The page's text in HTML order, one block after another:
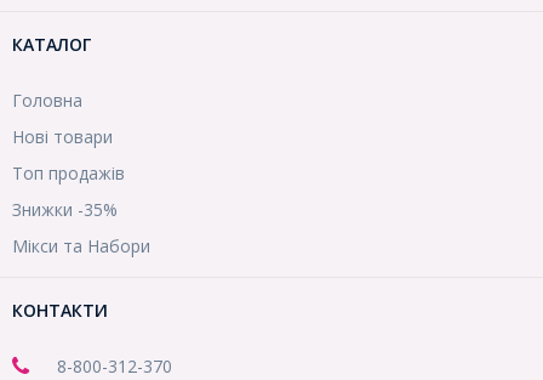
КАТАЛОГ
Головна
Нові товари
Топ продажів
Знижки -35%
Мікси та Набори
КОНТАКТИ
8-800-312-370